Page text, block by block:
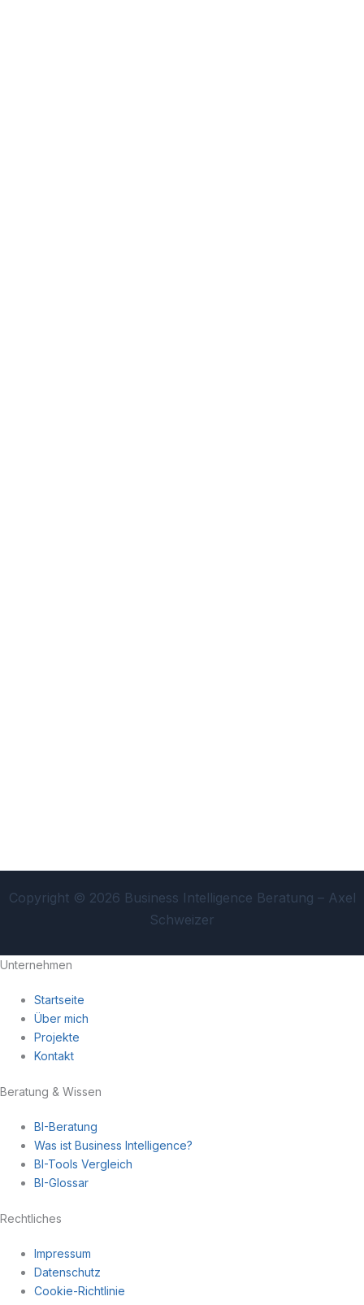
Copyright © 2026 Business Intelligence Beratung – Axel
Schweizer
Unternehmen
Startseite
Über mich
Projekte
Kontakt
Beratung & Wissen
BI-Beratung
Was ist Business Intelligence?
BI-Tools Vergleich
BI-Glossar
Rechtliches
Impressum
Datenschutz
Cookie-Richtlinie